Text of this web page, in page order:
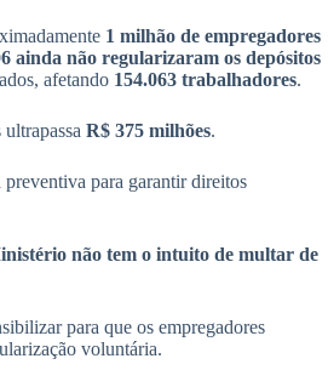
1 milhão de empregadores
ainda não regularizaram os depósitos
afetando 154.063 trabalhadores.
R$ 375 milhões.
preventiva para garantir direitos
não tem o intuito de multar de
para que os empregadores
voluntária.